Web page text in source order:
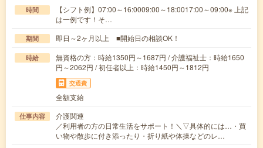
時間
【シフト例】07:00～16:0009:00～18:0017:00～09:00※ 上記
は一例です！そ…
期間 即日～2ヶ月以上 ■開始日の相談OK！
時給
無資格の方：時給1350円～1687円 / 介護福祉士：時給1650
円～2062円 / 初任者以上：時給1450円～1812円
交通費
全額支給
仕事内容
介護関連
／利用者の方の日常生活をサポート！＼▽具体的には…・買
い物や散歩に付き添ったり・折り紙や体操などのレ…